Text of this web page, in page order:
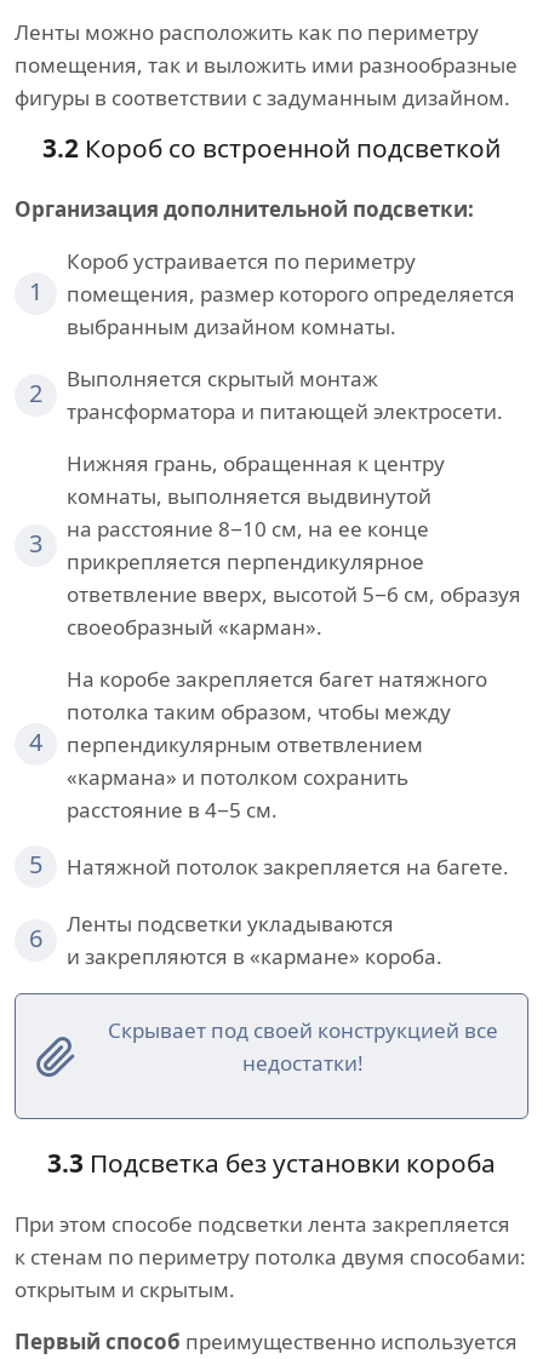
Ленты можно расположить как по периметру
помещения, так и выложить ими разнообразные
фигуры в соответствии с задуманным дизайном.
3.2 Короб со встроенной подсветкой
Организация дополнительной подсветки:
1
Короб устраивается по периметру
помещения, размер которого определяется
выбранным дизайном комнаты.
2
Выполняется скрытый монтаж
трансформатора и питающей электросети.
3
Нижняя грань, обращенная к центру
комнаты, выполняется выдвинутой
на расстояние 8−10 см, на ее конце
прикрепляется перпендикулярное
ответвление вверх, высотой 5−6 см, образуя
своеобразный «карман».
4
На коробе закрепляется багет натяжного
потолка таким образом, чтобы между
перпендикулярным ответвлением
«кармана» и потолком сохранить
расстояние в 4−5 см.
5 Натяжной потолок закрепляется на багете.
6
Ленты подсветки укладываются
и закрепляются в «кармане» короба.
Скрывает под своей конструкцией все
недостатки!
3.3 Подсветка без установки короба
При этом способе подсветки лента закрепляется
к стенам по периметру потолка двумя способами:
открытым и скрытым.
Первый способ преимущественно используется